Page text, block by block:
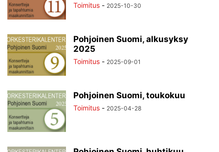
Toimitus - 2025-10-30
Pohjoinen Suomi, alkusyksy
2025
Toimitus - 2025-09-01
Pohjoinen Suomi, toukokuu
Toimitus - 2025-04-28